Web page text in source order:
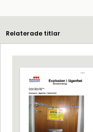
Relaterade titlar